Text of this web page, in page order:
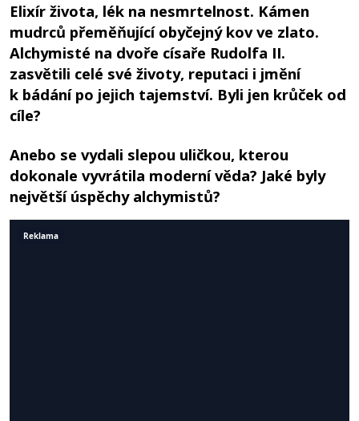
Elixír života, lék na nesmrtelnost. Kámen
mudrců přeměňující obyčejný kov ve zlato.
Alchymisté na dvoře císaře Rudolfa II.
zasvětili celé své životy, reputaci i jmění
k bádání po jejich tajemství. Byli jen krůček od
cíle?
Anebo se vydali slepou uličkou, kterou
dokonale vyvrátila moderní věda? Jaké byly
největší úspěchy alchymistů?
Reklama